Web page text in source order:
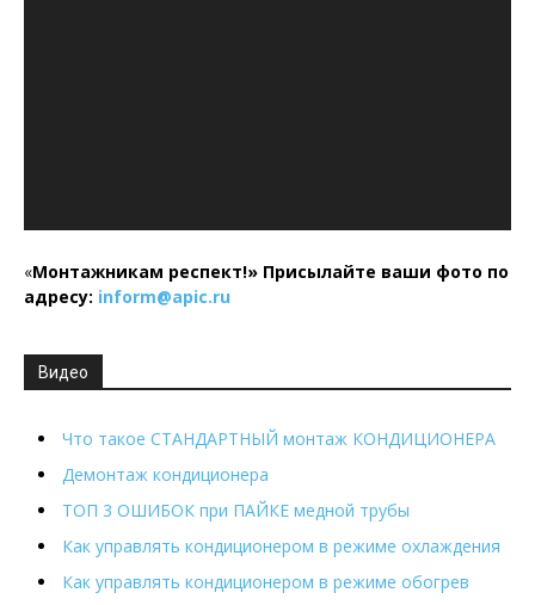
«Монтажникам респект!» Присылайте ваши фото по
адресу: inform@apic.ru
Видео
Что такое СТАНДАРТНЫЙ монтаж КОНДИЦИОНЕРА
Демонтаж кондиционера
ТОП 3 ОШИБОК при ПАЙКЕ медной трубы
Как управлять кондиционером в режиме охлаждения
Как управлять кондиционером в режиме обогрев